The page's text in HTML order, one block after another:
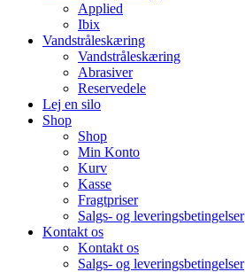
Applied
Ibix
Vandstråleskæring
Vandstråleskæring
Abrasiver
Reservedele
Lej en silo
Shop
Shop
Min Konto
Kurv
Kasse
Fragtpriser
Salgs- og leveringsbetingelser
Kontakt os
Kontakt os
Salgs- og leveringsbetingelser